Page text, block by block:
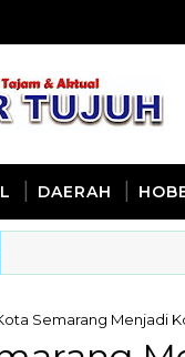
DAERAH
Semarang Menjadi